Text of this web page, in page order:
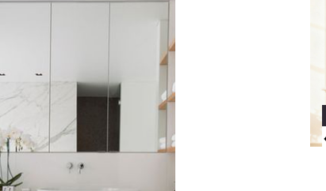
Halloween Fingerfood –
schnelle Ideen zum